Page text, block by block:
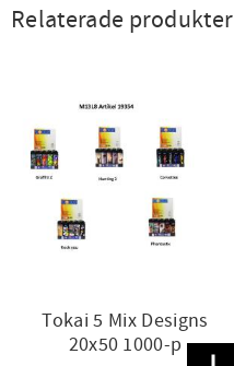
Relaterade produkter
Tokai 5 Mix Designs
20x50 1000-p